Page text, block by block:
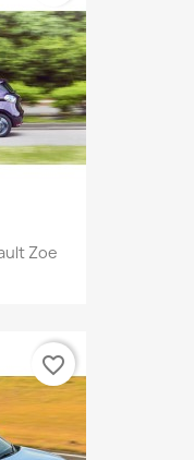
Zoe
favorite_border